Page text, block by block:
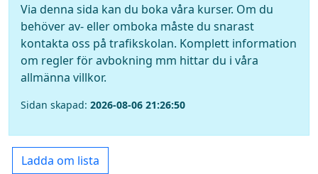
Via denna sida kan du boka våra kurser. Om du
behöver av- eller omboka måste du snarast
kontakta oss på trafikskolan. Komplett information
om regler för avbokning mm hittar du i våra
allmänna villkor.
Sidan skapad: 2026-08-06 21:26:50
Ladda om lista